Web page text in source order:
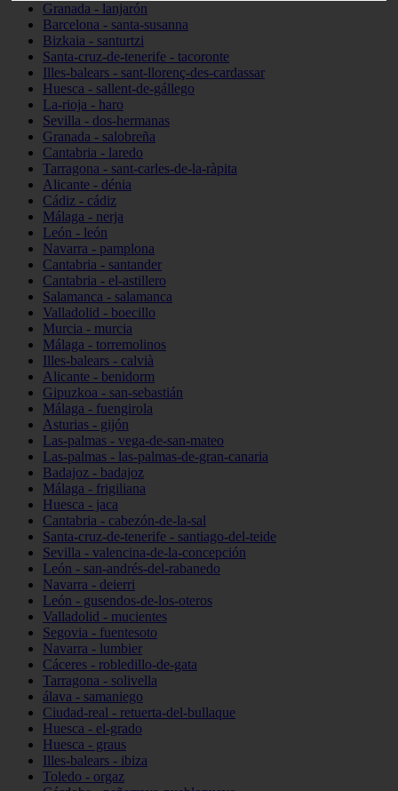
Granada - lanjarón
Barcelona - santa-susanna
Bizkaia - santurtzi
Santa-cruz-de-tenerife - tacoronte
Illes-balears - sant-llorenç-des-cardassar
Huesca - sallent-de-gállego
La-rioja - haro
Sevilla - dos-hermanas
Granada - salobreña
Cantabria - laredo
Tarragona - sant-carles-de-la-ràpita
Alicante - dénia
Cádiz - cádiz
Málaga - nerja
León - león
Navarra - pamplona
Cantabria - santander
Cantabria - el-astillero
Salamanca - salamanca
Valladolid - boecillo
Murcia - murcia
Málaga - torremolinos
Illes-balears - calvià
Alicante - benidorm
Gipuzkoa - san-sebastián
Málaga - fuengirola
Asturias - gijón
Las-palmas - vega-de-san-mateo
Las-palmas - las-palmas-de-gran-canaria
Badajoz - badajoz
Málaga - frigiliana
Huesca - jaca
Cantabria - cabezón-de-la-sal
Santa-cruz-de-tenerife - santiago-del-teide
Sevilla - valencina-de-la-concepción
León - san-andrés-del-rabanedo
Navarra - deierri
León - gusendos-de-los-oteros
Valladolid - mucientes
Segovia - fuentesoto
Navarra - lumbier
Cáceres - robledillo-de-gata
Tarragona - solivella
álava - samaniego
Ciudad-real - retuerta-del-bullaque
Huesca - el-grado
Huesca - graus
Illes-balears - ibiza
Toledo - orgaz